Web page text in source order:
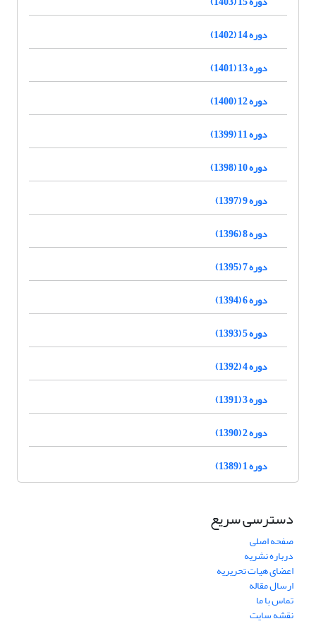
دوره 14 (1402)
دوره 13 (1401)
دوره 12 (1400)
دوره 11 (1399)
دوره 10 (1398)
دوره 9 (1397)
دوره 8 (1396)
دوره 7 (1395)
دوره 6 (1394)
دوره 5 (1393)
دوره 4 (1392)
دوره 3 (1391)
دوره 2 (1390)
دوره 1 (1389)
دسترسی سریع
صفحه اصلی
درباره نشریه
اعضای هیات تحریریه
ارسال مقاله
تماس با ما
نقشه سایت